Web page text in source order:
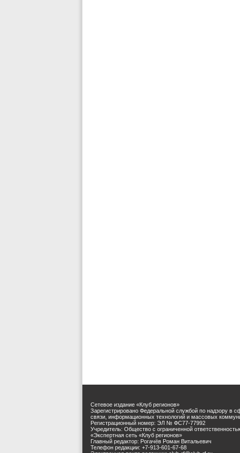
Сетевое издание «Клуб регионов»
Зарегистрировано Федеральной службой по надзору в
связи, информационных технологий и массовых
Регистрационный номер: ЭЛ № ФС77-77992
Учредитель: Общество с ограниченной
«Экспертная сеть «Клуб регионов»
Главный редактор: Рогачёв Роман Витальевич
Телефон редакции: +7-913-601-67-68